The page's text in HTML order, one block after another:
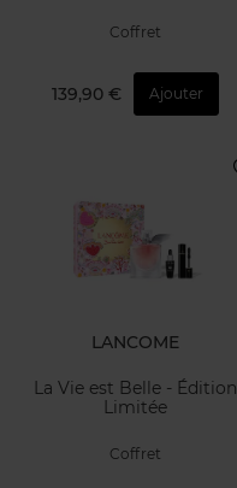
Coffret
139,90 € Ajouter
LANCOME
La Vie est Belle - Édition
Limitée
Coffret